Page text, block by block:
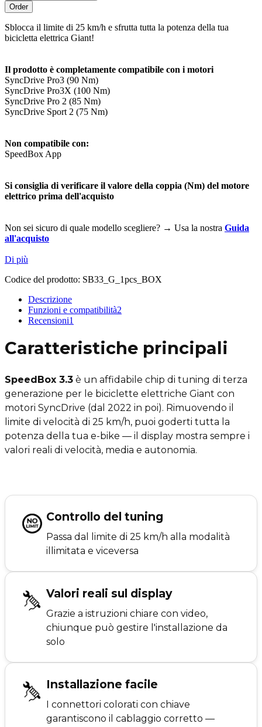
Sblocca il limite di 25 km/h e sfrutta tutta la potenza della tua
bicicletta elettrica Giant!
Il prodotto è completamente compatibile con i motori
SyncDrive Pro3 (90 Nm)
SyncDrive Pro3X (100 Nm)
SyncDrive Pro 2 (85 Nm)
SyncDrive Sport 2 (75 Nm)
Non compatibile con:
SpeedBox App
Si consiglia di verificare il valore della coppia (Nm) del motore
elettrico prima dell'acquisto
Non sei sicuro di quale modello scegliere? → Usa la nostra Guida
all'acquisto
Di più
Codice del prodotto: SB33_G_1pcs_BOX
Descrizione
Funzioni e compatibilità2
Recensioni1
Caratteristiche principali
SpeedBox 3.3 è un affidabile chip di tuning di terza
generazione per le biciclette elettriche Giant con
motori SyncDrive (dal 2022 in poi). Rimuovendo il
limite di velocità di 25 km/h, puoi goderti tutta la
potenza della tua e-bike — il display mostra sempre i
valori reali di velocità, media e autonomia.
Controllo del tuning
Passa dal limite di 25 km/h alla modalità
illimitata e viceversa
Valori reali sul display
Grazie a istruzioni chiare con video,
chiunque può gestire l'installazione da
solo
Installazione facile
I connettori colorati con chiave
garantiscono il cablaggio corretto —